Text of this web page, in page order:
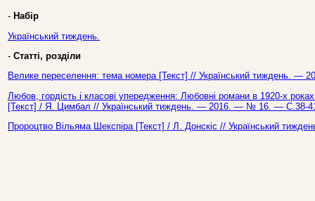
- Набір
Український тиждень.
- Статті, розділи
Велике переселення: тема номера [Текст] // Український тиждень.
Любов, гордість і класові упередження: Любовні романи в 1920-х
[Текст] / Я. Цимбал // Український тиждень. — 2016. — № 16. — С.38-
Пророцтво Вільяма Шекспіра [Текст] / Л. Донскіс // Український